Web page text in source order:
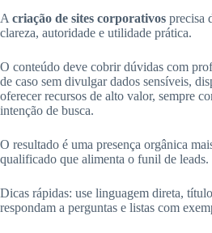
Acriação de sites corporativos precisa
clareza, autoridade e utilidade prática.
O conteúdo deve cobrir dúvidas com
de caso sem divulgar dados sensíveis,
oferecer recursos de alto valor, sempre
intenção de busca.
O resultado é uma presença orgânica
qualificado que alimenta o funil de leads.
Dicas rápidas: use linguagem direta,
respondam a perguntas e listas com